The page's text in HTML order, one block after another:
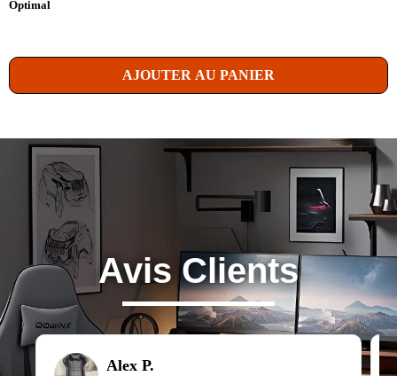
Optimal
AJOUTER AU PANIER
Avis Clients
Alex P.